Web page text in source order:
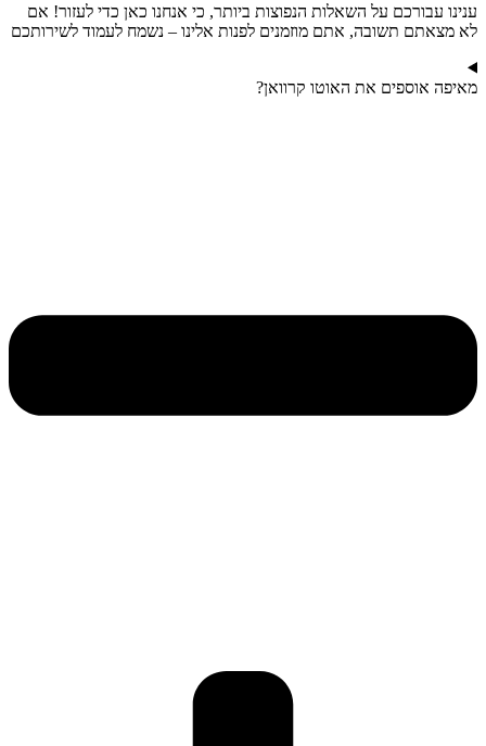
ענינו עבורכם על השאלות הנפוצות ביותר, כי אנחנו כאן כדי לעזור! אם
לא מצאתם תשובה, אתם מוזמנים לפנות אלינו – נשמח לעמוד לשירותכם
מאיפה אוספים את האוטו קרוואן?